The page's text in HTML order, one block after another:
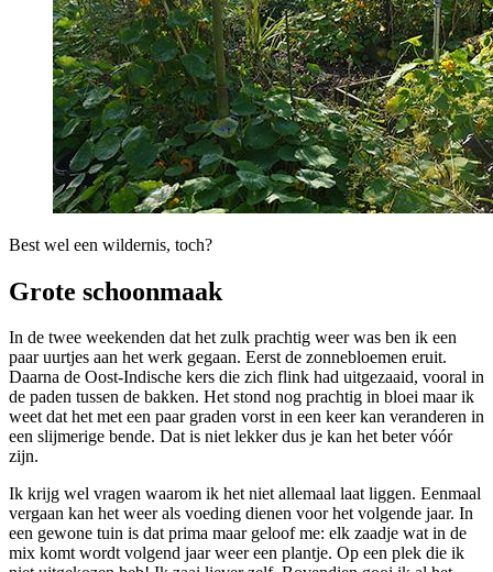
Best wel een wildernis, toch?
Grote schoonmaak
In de twee weekenden dat het zulk prachtig weer was ben ik een
paar uurtjes aan het werk gegaan. Eerst de zonnebloemen eruit.
Daarna de Oost-Indische kers die zich flink had uitgezaaid, vooral in
de paden tussen de bakken. Het stond nog prachtig in bloei maar ik
weet dat het met een paar graden vorst in een keer kan veranderen in
een slijmerige bende. Dat is niet lekker dus je kan het beter vóór
zijn.
Ik krijg wel vragen waarom ik het niet allemaal laat liggen. Eenmaal
vergaan kan het weer als voeding dienen voor het volgende jaar. In
een gewone tuin is dat prima maar geloof me: elk zaadje wat in de
mix komt wordt volgend jaar weer een plantje. Op een plek die ik